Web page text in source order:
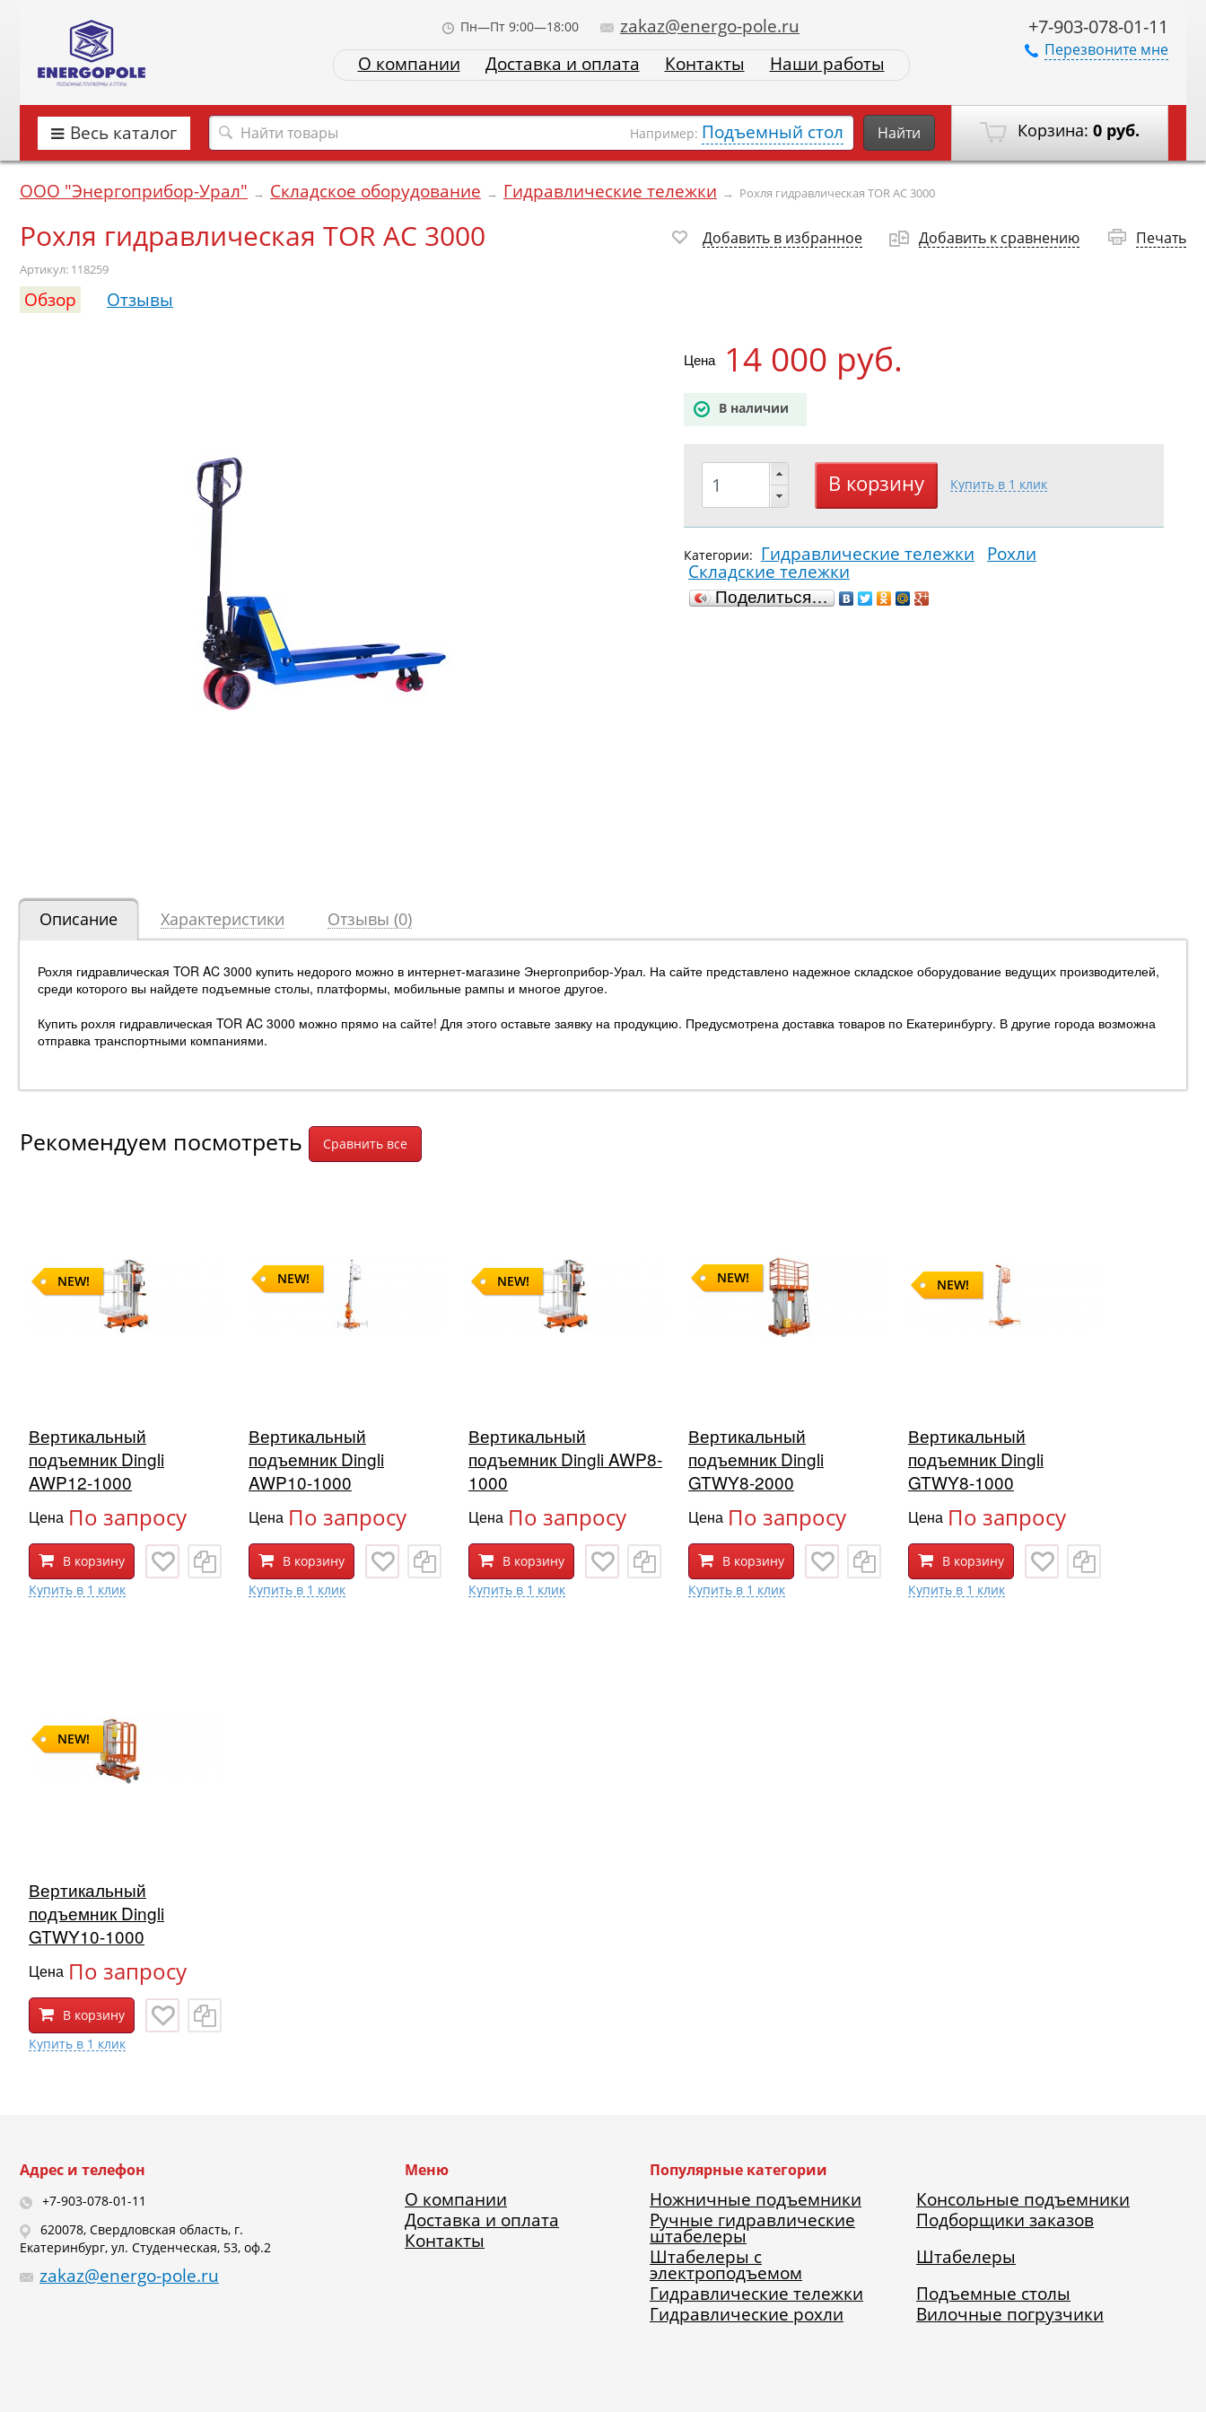
+7-903-078-01-11
Перезвоните мне
Пн—Пт 9:00—18:00
zakaz@energo-pole.ru
О компании
Доставка и оплата Контакты Наши работы
Корзина: 0 руб.
Весь каталог Например: Подъемный стол Найти
ООО "Энергоприбор-Урал" → Складское оборудование → Гидравлические тележки → Рохля гидравлическая TOR AC 3000
Рохля гидравлическая TOR AC 3000
Артикул: 118259
Добавить в избранное Добавить к сравнению Печать
Обзор Отзывы
Цена 14 000 руб.
В наличии
Категории: Гидравлические тележки Рохли
Складские тележки
Поделиться…
Описание Характеристики Отзывы (0)
Рохля гидравлическая TOR AC 3000 купить недорого можно в интернет-магазине Энергоприбор-Урал. На сайте представлено надежное складское оборудование ведущих производителей,
среди которого вы найдете подъемные столы, платформы, мобильные рампы и многое другое.
Купить рохля гидравлическая TOR AC 3000 можно прямо на сайте! Для этого оставьте заявку на продукцию. Предусмотрена доставка товаров по Екатеринбургу. В другие города возможна
отправка транспортными компаниями.
Рекомендуем посмотреть
NEW!
Вертикальный
подъемник Dingli
AWP12-1000
Цена По запросу
В корзину
NEW!
Вертикальный
подъемник Dingli
AWP10-1000
Цена По запросу
В корзину
NEW!
Вертикальный
подъемник Dingli AWP8-
1000
Цена По запросу
В корзину
NEW!
Вертикальный
подъемник Dingli
GTWY8-2000
Цена По запросу
В корзину
NEW!
Вертикальный
подъемник Dingli
GTWY8-1000
Цена По запросу
В корзину
NEW!
Вертикальный
подъемник Dingli
GTWY10-1000
Цена По запросу
В корзину
Адрес и телефон
+7-903-078-01-11
620078, Свердловская область, г.
Екатеринбург, ул. Студенческая, 53, оф.2
zakaz@energo-pole.ru
Меню
О компании
Доставка и оплата
Контакты
Популярные категории
Ножничные подъемники
Консольные подъемники
Ручные гидравлические
штабелеры
Подборщики заказов
Штабелеры с
электроподъемом
Штабелеры
Гидравлические тележки
Подъемные столы
Гидравлические рохли
Вилочные погрузчики